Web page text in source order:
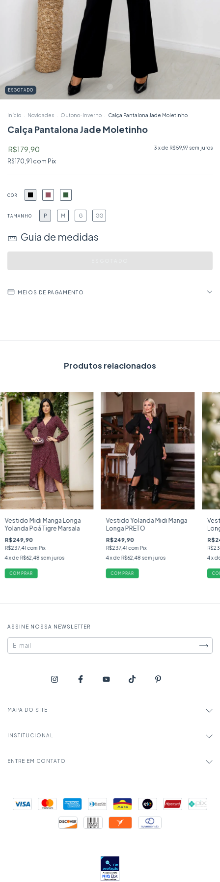
ESGOTADO
Início Novidades Outono-Inverno Calça Pantalona Jade Moletinho
Calça Pantalona Jade Moletinho
R$179,90 3 x de R$59,97 sem juros
R$170,91 com Pix
COR
TAMANHO P M G GG
Guia de medidas
MEIOS DE PAGAMENTO
Produtos relacionados
Vestido Midi Manga Longa
Yolanda Poá Tigre Marsala
R$249,90
R$237,41com Pix
4x de R$62,48 sem juros
COMPRAR
Vestido Yolanda Midi Manga
Longa PRETO
R$249,90
R$237,41com Pix
4x de R$62,48 sem juros
COMPRAR
4 x
ASSINE NOSSA NEWSLETTER
MAPA DO SITE
INSTITUCIONAL
ENTRE EM CONTATO